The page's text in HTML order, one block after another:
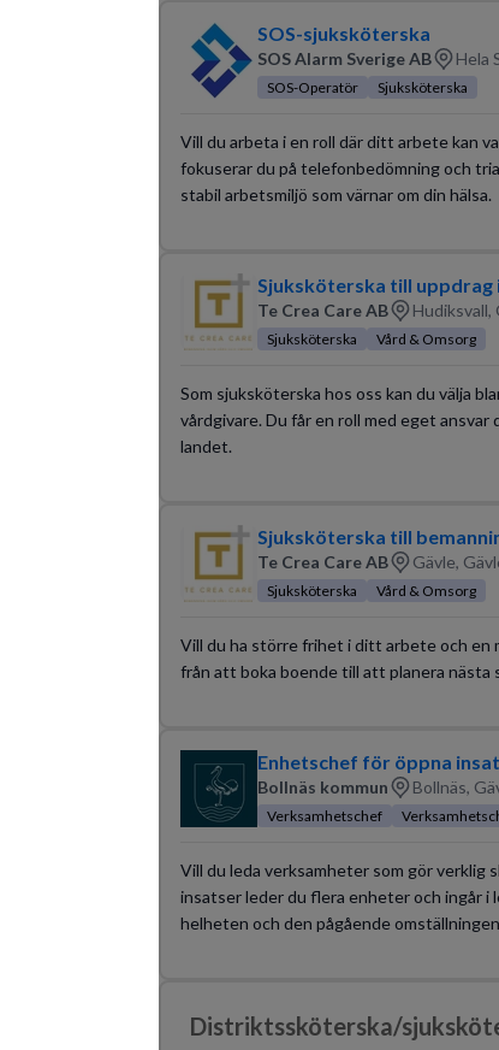
SOS-sjuksköterska
SOS Alarm Sverige AB Hela
SOS-Operatör Sjuksköterska
Vill du arbeta i en roll där ditt arbete kan
fokuserar du på telefonbedömning och
stabil arbetsmiljö som värnar om din hälsa.
Sjuksköterska till uppdrag
Te Crea Care AB Hudiksvall,
Sjuksköterska Vård & Omsorg
Som sjuksköterska hos oss kan du välja
vårdgivare. Du får en roll med eget
landet.
Sjuksköterska till
Te Crea Care AB Gävle,
Sjuksköterska Vård & Omsorg
Vill du ha större frihet i ditt arbete och en
från att boka boende till att planera nästa
Enhetschef för öppna
Bollnäs kommun Bollnäs,
Verksamhetschef
Vill du leda verksamheter som gör verklig
insatser leder du flera enheter och ingår i
helheten och den pågående
Distriktssköterska/